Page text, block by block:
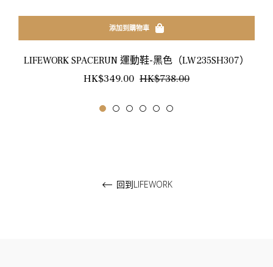
添加到購物車
LIFEWORK SPACERUN 運動鞋-黑色（LW235SH307）
正
HK$349.00 HK$738.00銷
回到LIFEWORK